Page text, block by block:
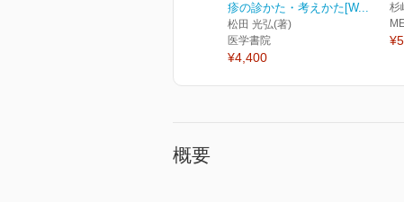
疹の診かた・考えかた[W...
松田 光弘(著)
医学書院
¥4,400
杉
概要